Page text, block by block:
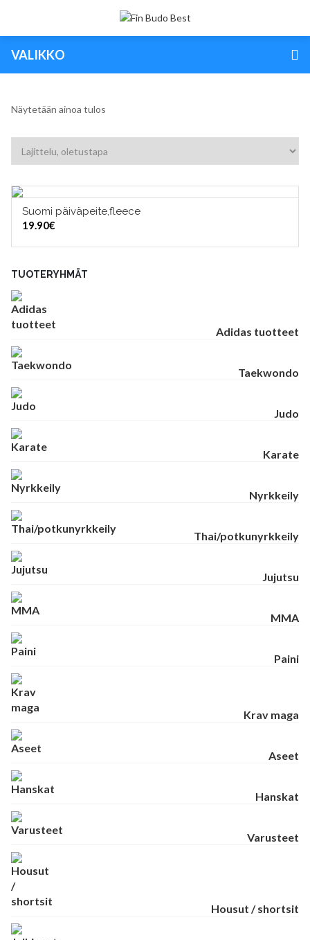
VALIKKO
Näytetään ainoa tulos
LISÄÄ OSTOSKORIIN
Suomi päiväpeite,fleece
19.90€
TUOTERYHMÄT
Adidas tuotteet
Taekwondo
Judo
Karate
Nyrkkeily
Thai/potkunyrkkeily
Jujutsu
MMA
Paini
Krav maga
Aseet
Hanskat
Varusteet
Housut / shortsit